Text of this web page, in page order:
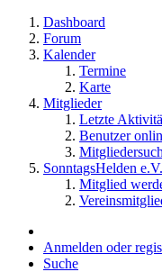
Dashboard
Forum
Kalender
Termine
Karte
Mitglieder
Letzte
Benutzer
SonntagsHelden e.V.
Mitglied
Anmelden oder
Suche